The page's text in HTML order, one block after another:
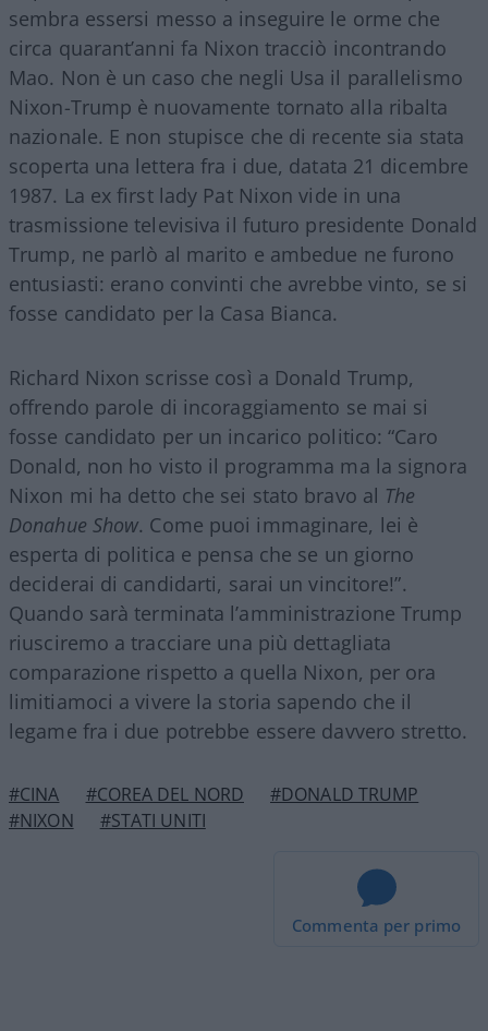
sembra essersi messo a inseguire le orme che
circa quarant’anni fa Nixon tracciò incontrando
Mao. Non è un caso che negli Usa il parallelismo
Nixon-Trump è nuovamente tornato alla ribalta
nazionale. E non stupisce che di recente sia stata
scoperta una lettera fra i due, datata 21 dicembre
1987. La ex first lady Pat Nixon vide in una
trasmissione televisiva il futuro presidente Donald
Trump, ne parlò al marito e ambedue ne furono
entusiasti: erano convinti che avrebbe vinto, se si
fosse candidato per la Casa Bianca.
Richard Nixon scrisse così a Donald Trump,
offrendo parole di incoraggiamento se mai si
fosse candidato per un incarico politico: “Caro
Donald, non ho visto il programma ma la signora
Nixon mi ha detto che sei stato bravo al The
Donahue Show. Come puoi immaginare, lei è
esperta di politica e pensa che se un giorno
deciderai di candidarti, sarai un vincitore!”.
Quando sarà terminata l’amministrazione Trump
riusciremo a tracciare una più dettagliata
comparazione rispetto a quella Nixon, per ora
limitiamoci a vivere la storia sapendo che il
legame fra i due potrebbe essere davvero stretto.
#CINA #COREA DEL NORD
#DONALD TRUMP
#NIXON
#STATI UNITI
Commenta per primo